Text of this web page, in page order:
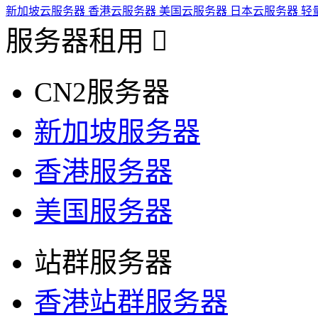
新加坡云服务器 香港云服务器 美国云服务器 日本云服务器 轻
服务器租用
CN2服务器
新加坡服务器
香港服务器
美国服务器
站群服务器
香港站群服务器